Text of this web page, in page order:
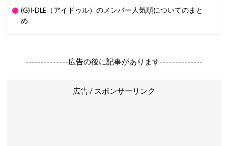
(G)I-DLE（アイドゥル）のメンバー人気順についてのまと
め
--------------広告の後に記事があります--------------
広告 / スポンサーリンク